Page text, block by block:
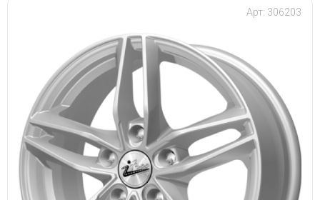
Арт: 306203